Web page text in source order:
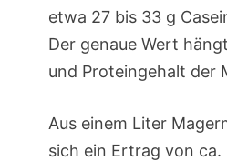
etwa 27 bis 33 g
Der genaue Wert
und Proteingehalt der
Aus einem Liter
sich ein Ertrag von ca.